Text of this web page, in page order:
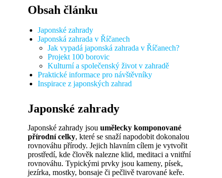
Obsah článku
Japonské zahrady
Japonská zahrada v Říčanech
Jak vypadá japonská zahrada v Říčanech?
Projekt 100 borovic
Kulturní a společenský život v zahradě
Praktické informace pro návštěvníky
Inspirace z japonských zahrad
Japonské zahrady
Japonské zahrady jsou umělecky komponované
přírodní celky, které se snaží napodobit dokonalou
rovnováhu přírody. Jejich hlavním cílem je vytvořit
prostředí, kde člověk nalezne klid, meditaci a vnitřní
rovnováhu. Typickými prvky jsou kameny, písek,
jezírka, mostky, bonsaje či pečlivě tvarované keře.